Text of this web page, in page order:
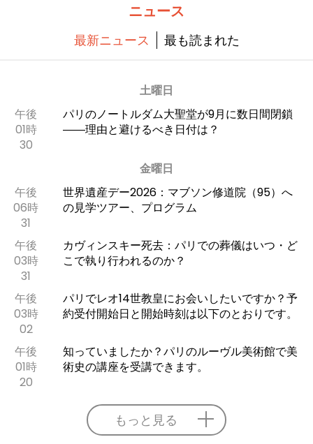
ニュース
最新ニュース 最も読まれた
土曜日
午後
01時
30
パリのノートルダム大聖堂が9月に数日間閉鎖
――理由と避けるべき日付は？
金曜日
午後
06時
31
世界遺産デー2026：マブソン修道院（95）へ
の見学ツアー、プログラム
午後
03時
31
カヴィンスキー死去：パリでの葬儀はいつ・ど
こで執り行われるのか？
午後
03時
02
パリでレオ14世教皇にお会いしたいですか？予
約受付開始日と開始時刻は以下のとおりです。
午後
01時
20
知っていましたか？パリのルーヴル美術館で美
術史の講座を受講できます。
もっと見る